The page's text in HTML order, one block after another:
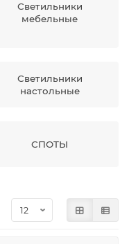
Светильники
мебельные
Светильники
настольные
СПОТЫ